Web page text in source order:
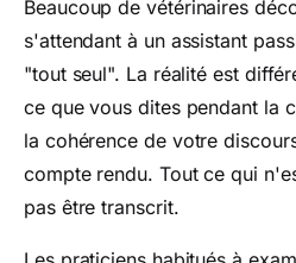
Beaucoup de vétérinaires
s'attendant à un assistant
"tout seul". La réalité est
ce que vous dites pendant la
la cohérence de votre
compte rendu. Tout ce qui
pas être transcrit.